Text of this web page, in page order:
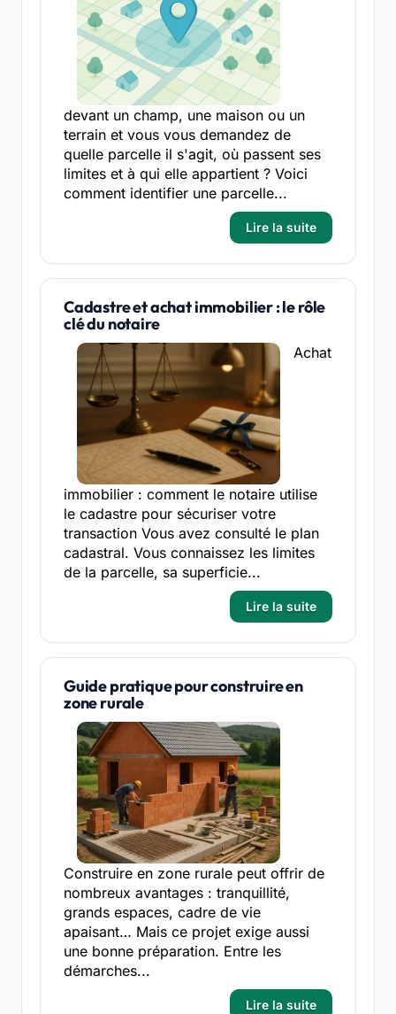
devant un champ, une maison ou un
terrain et vous vous demandez de
quelle parcelle il s'agit, où passent ses
limites et à qui elle appartient ? Voici
comment identifier une parcelle...
Lire la suite
Cadastre et achat immobilier : le rôle
clé du notaire
Achat
immobilier : comment le notaire utilise
le cadastre pour sécuriser votre
transaction Vous avez consulté le plan
cadastral. Vous connaissez les limites
de la parcelle, sa superficie...
Lire la suite
Guide pratique pour construire en
zone rurale
Construire en zone rurale peut offrir de
nombreux avantages : tranquillité,
grands espaces, cadre de vie
apaisant… Mais ce projet exige aussi
une bonne préparation. Entre les
démarches...
Lire la suite